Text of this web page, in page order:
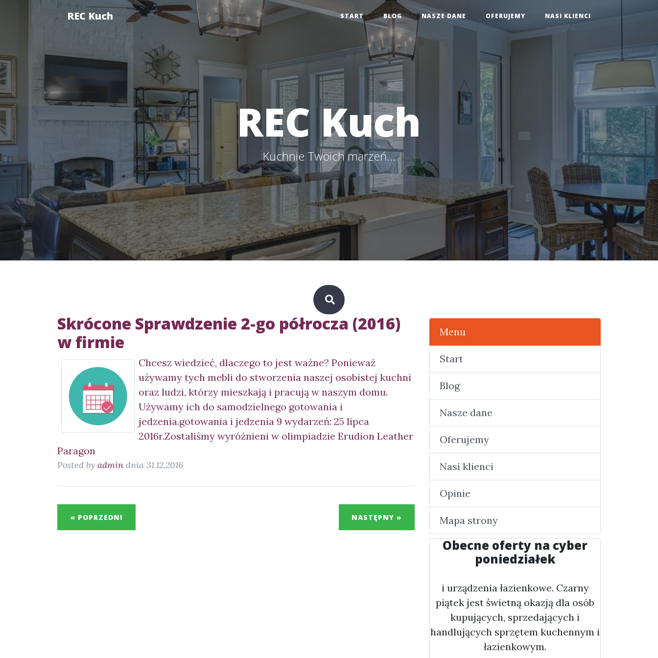
REC Kuch START BLOG NASZE DANE OFERUJEMY NASI KLIENCI
REC Kuch
Kuchnie Twoich marzeń...
Skrócone Sprawdzenie 2-go półrocza (2016)
w firmie
Chcesz wiedzieć, dlaczego to jest ważne? Ponieważ
używamy tych mebli do stworzenia naszej osobistej kuchni
oraz ludzi, którzy mieszkają i pracują w naszym domu.
Używamy ich do samodzielnego gotowania i
jedzenia.gotowania i jedzenia 9 wydarzeń: 25 lipca
2016r.Zostaliśmy wyróżnieni w olimpiadzie Erudion Leather
Paragon
Posted by admin dnia 31.12.2016
« POPRZEDNI NASTĘPNY »
Menu
Start
Blog
Nasze dane
Oferujemy
Nasi klienci
Opinie
Mapa strony
Obecne oferty na cyber
poniedziałek
i urządzenia łazienkowe. Czarny
piątek jest świetną okazją dla osób
kupujących, sprzedających i
handlujących sprzętem kuchennym i
łazienkowym.